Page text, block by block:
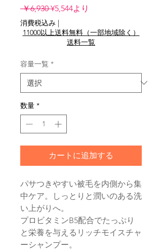
￥6,930 通
常
価
¥5,544より
ル
価
消費税込み |
11000以上送料無料（一部地域除く）
送料一覧
容量一覧 *
数量 *
カートに追加する
パサつきやすい被毛を内側から集
中ケア。しっとりと潤いのある洗
い上がりへ。
プロビタミンB5配合でたっぷり
と栄養を与えるリッチモイスチャ
ーシャンプー。